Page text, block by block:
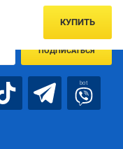
КУПИТЬ
об акцияx и
ПОДПИСАТЬСЯ
bot